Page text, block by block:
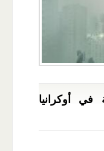
في أوكرانيا